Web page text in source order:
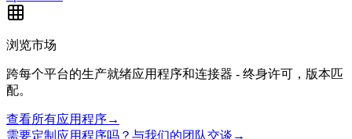
浏览市场
跨每个平台的生产就绪应用程序和连接器 - 终身许可，版本匹
配。
查看所有应用程序→
需要定制应用程序吗？与我们的团队交谈 →